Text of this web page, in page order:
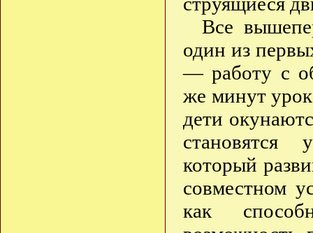
Все
один из
— работу с
же минут
дети
становятся
который
совместном
как